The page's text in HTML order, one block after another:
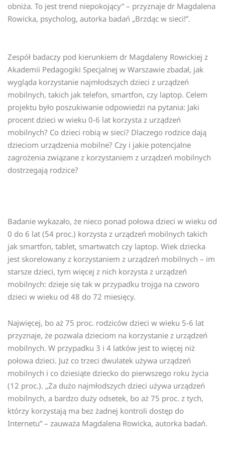
obniża. To jest trend niepokojący” – przyznaje dr Magdalena
Rowicka, psycholog, autorka badań „Brzdąc w sieci!”.
Zespół badaczy pod kierunkiem dr Magdaleny Rowickiej z
Akademii Pedagogiki Specjalnej w Warszawie zbadał, jak
wygląda korzystanie najmłodszych dzieci z urządzeń
mobilnych, takich jak telefon, smartfon, czy laptop. Celem
projektu było poszukiwanie odpowiedzi na pytania: Jaki
procent dzieci w wieku 0-6 lat korzysta z urządzeń
mobilnych? Co dzieci robią w sieci? Dlaczego rodzice dają
dzieciom urządzenia mobilne? Czy i jakie potencjalne
zagrożenia związane z korzystaniem z urządzeń mobilnych
dostrzegają rodzice?
Badanie wykazało, że nieco ponad połowa dzieci w wieku od
0 do 6 lat (54 proc.) korzysta z urządzeń mobilnych takich
jak smartfon, tablet, smartwatch czy laptop. Wiek dziecka
jest skorelowany z korzystaniem z urządzeń mobilnych – im
starsze dzieci, tym więcej z nich korzysta z urządzeń
mobilnych: dzieje się tak w przypadku trojga na czworo
dzieci w wieku od 48 do 72 miesięcy.
Najwięcej, bo aż 75 proc. rodziców dzieci w wieku 5-6 lat
przyznaje, że pozwala dzieciom na korzystanie z urządzeń
mobilnych. W przypadku 3 i 4 latków jest to więcej niż
połowa dzieci. Już co trzeci dwulatek używa urządzeń
mobilnych i co dziesiąte dziecko do pierwszego roku życia
(12 proc.). „Za dużo najmłodszych dzieci używa urządzeń
mobilnych, a bardzo duży odsetek, bo aż 75 proc. z tych,
którzy korzystają ma bez żadnej kontroli dostęp do
Internetu” – zauważa Magdalena Rowicka, autorka badań.